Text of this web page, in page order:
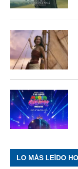
LO MÁS LEÍDO